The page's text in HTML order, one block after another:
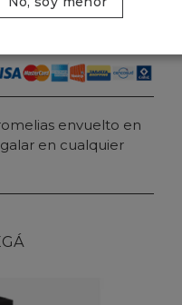
envuelto en
en cualquier